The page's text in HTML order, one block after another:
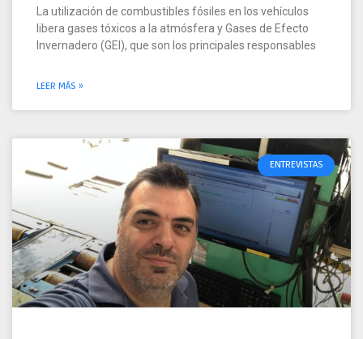
La utilización de combustibles fósiles en los vehículos
libera gases tóxicos a la atmósfera y Gases de Efecto
Invernadero (GEI), que son los principales responsables
LEER MÁS »
ENTREVISTAS